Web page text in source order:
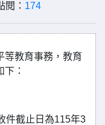
： 174
等教育事務，教育
：
件截止日為115年3